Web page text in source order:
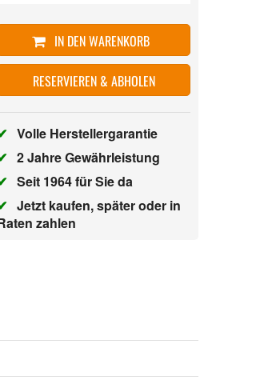
IN DEN WARENKORB
RESERVIEREN & ABHOLEN
Volle Herstellergarantie
2 Jahre Gewährleistung
Seit 1964 für Sie da
Jetzt kaufen, später oder in
zahlen